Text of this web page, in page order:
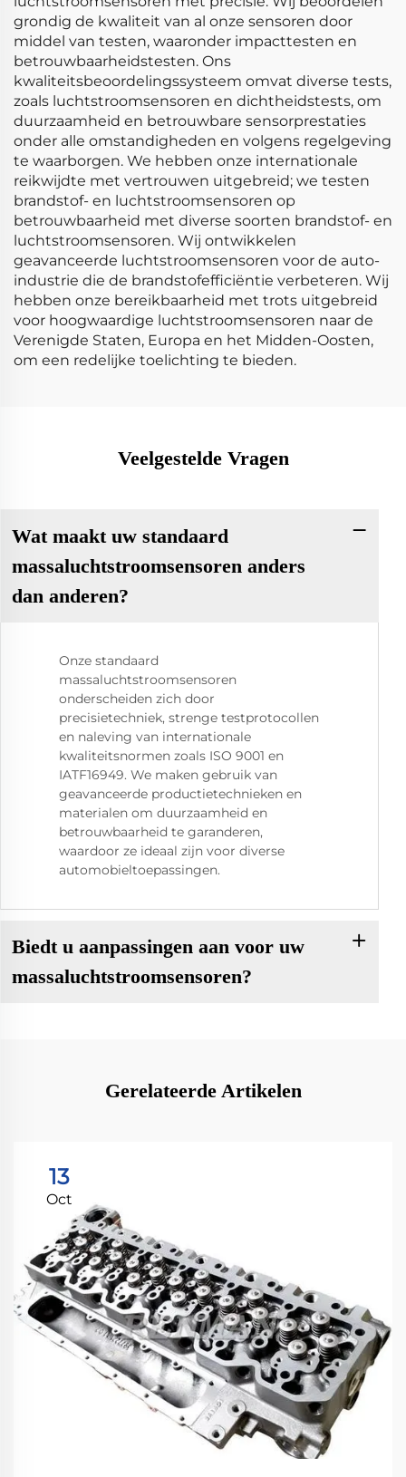
grondig de kwaliteit van al onze sensoren door
middel van testen, waaronder impacttesten en
betrouwbaarheidstesten. Ons
kwaliteitsbeoordelingssysteem omvat diverse tests,
zoals luchtstroomsensoren en dichtheidstests, om
duurzaamheid en betrouwbare sensorprestaties
onder alle omstandigheden en volgens regelgeving
te waarborgen. We hebben onze internationale
reikwijdte met vertrouwen uitgebreid; we testen
brandstof- en luchtstroomsensoren op
betrouwbaarheid met diverse soorten brandstof- en
luchtstroomsensoren. Wij ontwikkelen
geavanceerde luchtstroomsensoren voor de auto-
industrie die de brandstofefficiëntie verbeteren. Wij
hebben onze bereikbaarheid met trots uitgebreid
voor hoogwaardige luchtstroomsensoren naar de
Verenigde Staten, Europa en het Midden-Oosten,
om een redelijke toelichting te bieden.
Veelgestelde Vragen
Wat maakt uw standaard
massaluchtstroomsensoren anders
dan anderen?
Onze standaard
massaluchtstroomsensoren
onderscheiden zich door
precisietechniek, strenge testprotocollen
en naleving van internationale
kwaliteitsnormen zoals ISO 9001 en
IATF16949. We maken gebruik van
geavanceerde productietechnieken en
materialen om duurzaamheid en
betrouwbaarheid te garanderen,
waardoor ze ideaal zijn voor diverse
automobieltoepassingen.
Biedt u aanpassingen aan voor uw
massaluchtstroomsensoren?
Gerelateerde Artikelen
13
Oct